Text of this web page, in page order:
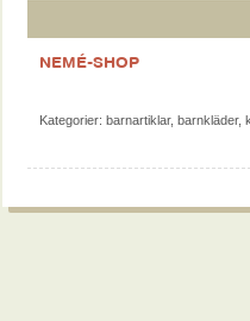
NEMÉ-SHOP
Kategorier: barnartiklar, barnkläder,